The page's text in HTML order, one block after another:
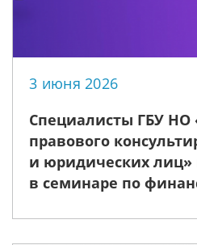
3 июня 2026
Специалисты ГБУ НО
правового
и юридических лиц»
в семинаре по